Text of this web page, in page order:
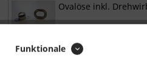
Ovalöse inkl.
SONDERAUSFÜHRUNG :
Funktionale